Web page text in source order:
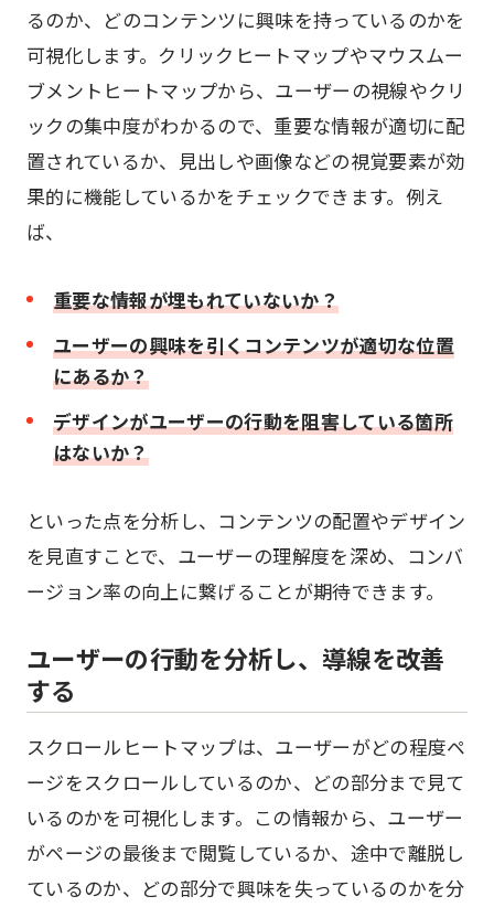
るのか、どのコンテンツに興味を持っているのかを
可視化します。クリックヒートマップやマウスムー
ブメントヒートマップから、ユーザーの視線やクリ
ックの集中度がわかるので、重要な情報が適切に配
置されているか、見出しや画像などの視覚要素が効
果的に機能しているかをチェックできます。例え
ば、
重要な情報が埋もれていないか？
ユーザーの興味を引くコンテンツが適切な位置
にあるか？
デザインがユーザーの行動を阻害している箇所
はないか？
といった点を分析し、コンテンツの配置やデザイン
を見直すことで、ユーザーの理解度を深め、コンバ
ージョン率の向上に繋げることが期待できます。
ユーザーの行動を分析し、導線を改善
する
スクロールヒートマップは、ユーザーがどの程度ペ
ージをスクロールしているのか、どの部分まで見て
いるのかを可視化します。この情報から、ユーザー
がページの最後まで閲覧しているか、途中で離脱し
ているのか、どの部分で興味を失っているのかを分